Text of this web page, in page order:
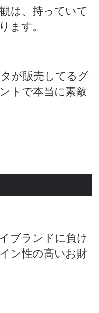
は、持っていて
ます。
が販売してるグ
トで本当に素敵
ブランドに負け
ン性の高いお財